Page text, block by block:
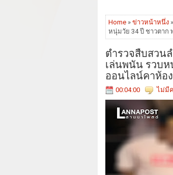
Home » ข่าวหน้าหนึ่ง
หนุ่มวัย 34 ปี ชาวตาก
ตำรวจสืบสวน
เล่นพนัน รวบ
ออนไลน์คาห้อ
00:04:00 ไม่มี